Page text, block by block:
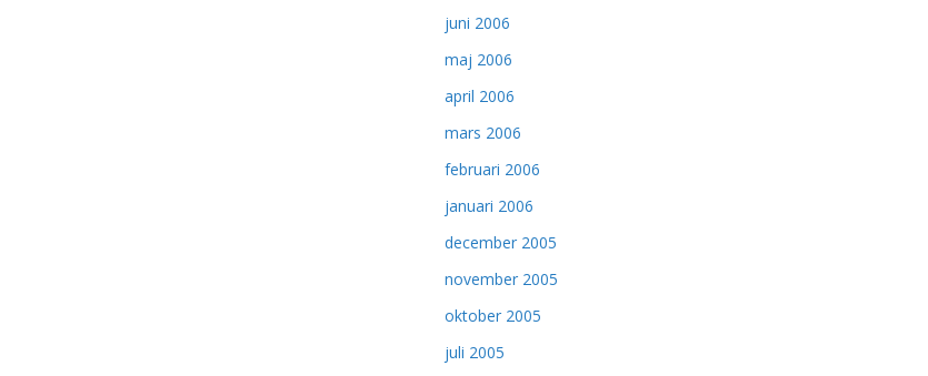
juni 2006
maj 2006
april 2006
mars 2006
februari 2006
januari 2006
december 2005
november 2005
oktober 2005
juli 2005